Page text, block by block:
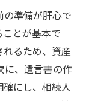
準備が肝心で
とが基本で
るため、資産
に、遺言書の作
にし、相続人